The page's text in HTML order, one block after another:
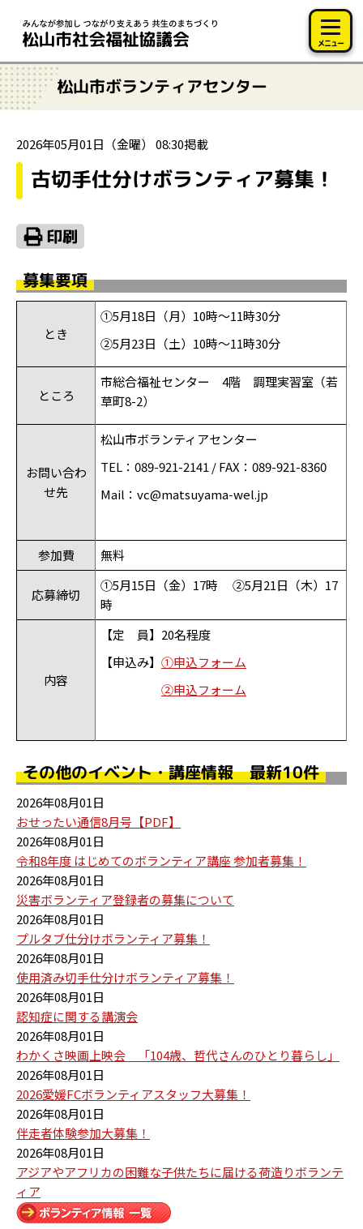
メニュー
松山市ボランティアセンター
2026年05月01日（金曜） 08:30掲載
古切手仕分けボランティア募集！
募集要項
とき
①5月18日（月） 10時～11時30分
②5月23日（土）10時～11時30分
ところ
市総合福祉センター 4階 調理実習室（若
草町8-2）
お問い合わ
せ先
松山市ボランティアセンター
TEL ： 089-921-2141 / FAX ： 089-921-8360
Mail ： vc@matsuyama-wel.jp
参加費 無料
応募締切
①5月15日（金）17時 ②5月21日（木）17
時
内容
【定 員】20名程度
【申込み】 ①申込フォーム
②申込フォーム
その他のイベント・講座情報 最新10件
2026年08月01日
おせったい通信8月号【PDF】
2026年08月01日
令和8年度 はじめてのボランティア講座 参加者募集！
2026年08月01日
災害ボランティア登録者の募集について
2026年08月01日
プルタブ仕分けボランティア募集！
2026年08月01日
使用済み切手仕分けボランティア募集！
2026年08月01日
認知症に関する講演会
2026年08月01日
わかくさ映画上映会 「104歳、哲代さんのひとり暮らし」
2026年08月01日
2026愛媛FCボランティアスタッフ大募集！
2026年08月01日
伴走者体験参加大募集！
2026年08月01日
アジアやアフリカの困難な子供たちに届ける荷造りボランテ
ィア